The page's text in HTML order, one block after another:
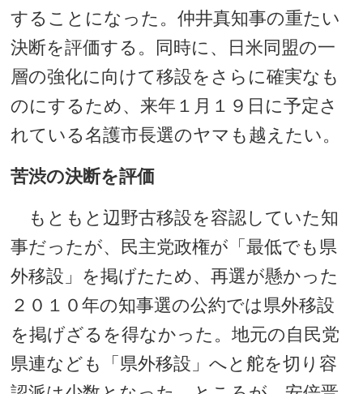
することになった。仲井真知事の重たい
決断を評価する。同時に、日米同盟の一
層の強化に向けて移設をさらに確実なも
のにするため、来年１月１９日に予定さ
れている名護市長選のヤマも越えたい。
苦渋の決断を評価
もともと辺野古移設を容認していた知
事だったが、民主党政権が「最低でも県
外移設」を掲げたため、再選が懸かった
２０１０年の知事選の公約では県外移設
を掲げざるを得なかった。地元の自民党
県連なども「県外移設」へと舵を切り容